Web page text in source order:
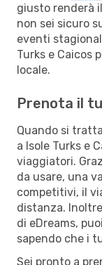
giusto renderà
non sei sicuro
eventi
Turks e Caicos
locale.
Prenota il
Quando si
a Isole Turks e
viaggiatori.
da usare, una
competitivi, il
distanza.
di eDreams,
sapendo che i
Sei pronto a